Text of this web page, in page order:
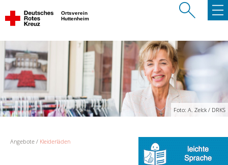
Ortsverein
Huttenheim
Foto: A. Zelck / DRKS
Angebote Kleiderläden